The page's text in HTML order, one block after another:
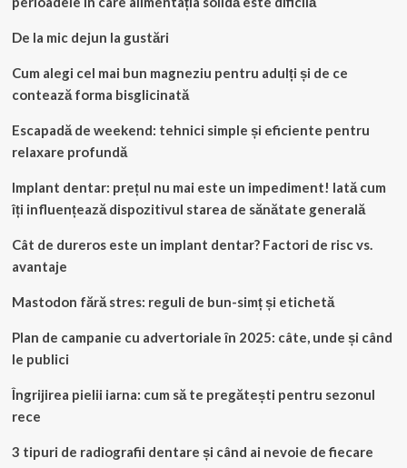
De la mic dejun la gustări
Cum alegi cel mai bun magneziu pentru adulți și de ce
contează forma bisglicinată
Escapadă de weekend: tehnici simple și eficiente pentru
relaxare profundă
Implant dentar: prețul nu mai este un impediment! Iată cum
îți influențează dispozitivul starea de sănătate generală
Cât de dureros este un implant dentar? Factori de risc vs.
avantaje
Mastodon fără stres: reguli de bun-simț și etichetă
Plan de campanie cu advertoriale în 2025: câte, unde și când
le publici
Îngrijirea pielii iarna: cum să te pregătești pentru sezonul
rece
3 tipuri de radiografii dentare și când ai nevoie de fiecare